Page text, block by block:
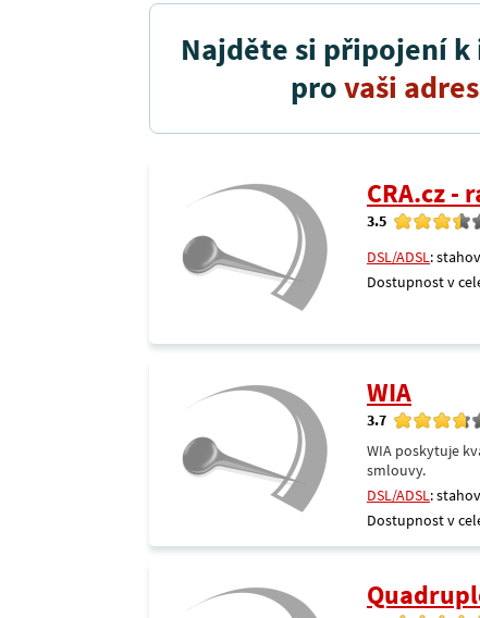
Najděte si připojení
provaši
CRA.cz -
3.5
DSL/ADSL:
Dostupnost v
WIA
3.7
WIA poskytuje
smlouvy.
DSL/ADSL:
Dostupnost v